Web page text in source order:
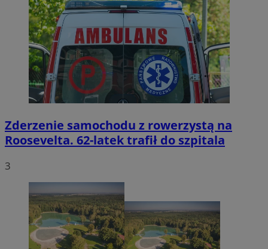
Zderzenie samochodu z rowerzystą na
Roosevelta. 62-latek trafił do szpitala
3